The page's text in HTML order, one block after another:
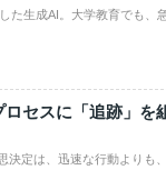
た生成AI。大学教育でも、
セスに「追跡」を
決定は、迅速な行動よりも